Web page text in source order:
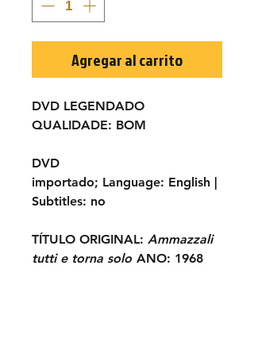
Agregar al carrito
DVD LEGENDADO
QUALIDADE: BOM
DVD
importado; Language: English |
Subtitles: no
TÍTULO ORIGINAL: Ammazzali
tutti e torna solo ANO: 1968